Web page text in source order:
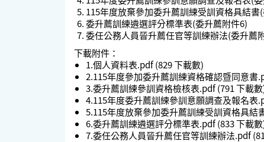
115年度放棄參加委升薦訓練受訓資格具結書
委升薦訓練遴選評分標準表(委升薦附件6)
委任公務人員晉升薦任官等訓練辦法(委升薦
下載附件：
1.個人資料表.pdf (829 下載數)
2.115年度參加委升薦訓練資格確認暨同意書
3.委升薦訓練參訓資格檢核表.pdf (791 下載
4.115年度委升薦訓練參訓意願調查及報名表
5.115年度放棄參加委升薦訓練受訓資格具結
6.委升薦訓練遴選評分標準表.pdf (833 下載
7.委任公務人員晉升薦任官等訓練辦法.pdf